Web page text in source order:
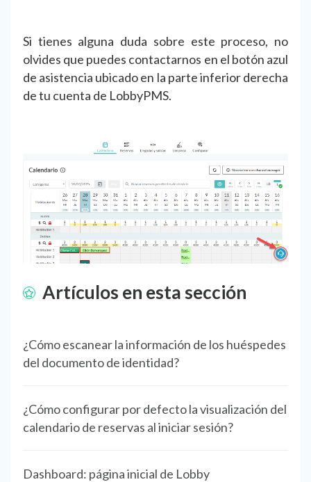
Si tienes alguna duda sobre este proceso, no
olvides que puedes contactarnos en el botón azul
de asistencia ubicado en la parte inferior derecha
de tu cuenta de LobbyPMS.
Artículos en esta sección
¿Cómo escanear la información de los huéspedes
del documento de identidad?
¿Cómo configurar por defecto la visualización del
calendario de reservas al iniciar sesión?
Dashboard: página inicial de Lobby